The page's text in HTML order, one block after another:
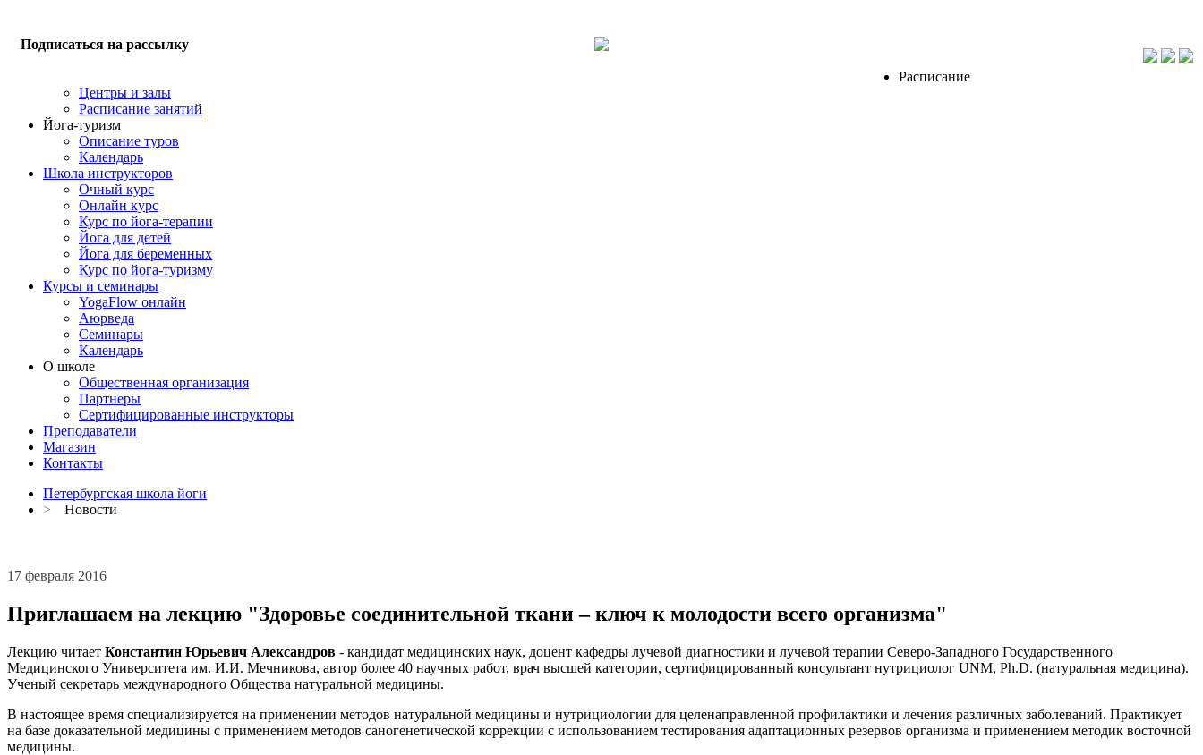
Подписаться на рассылку
Расписание
Центры и залы
Расписание занятий
Йога-туризм
Описание туров
Календарь
Школа инструкторов
Очный курс
Онлайн курс
Курс по йога-терапии
Йога для детей
Йога для беременных
Курс по йога-туризму
Курсы и семинары
YogaFlow онлайн
Аюрведа
Семинары
Календарь
О школе
Общественная организация
Партнеры
Сертифицированные инструкторы
Преподаватели
Магазин
Контакты
Петербургская школа йоги
>
Новости
17 февраля 2016
Приглашаем на лекцию "Здоровье соединительной ткани – ключ к молодости всего организма"
Лекцию читает Константин Юрьевич Александров - кандидат медицинских наук, доцент кафедры лучевой диагностики и лучевой терапии Северо-Западного Государственного
Медицинского Университета им. И.И. Мечникова, автор более 40 научных работ, врач высшей категории, сертифицированный консультант нутрициолог UNM, Ph.D. (натуральная медицина).
Ученый секретарь международного Общества натуральной медицины.
В настоящее время специализируется на применении методов натуральной медицины и нутрициологии для целенаправленной профилактики и лечения различных заболеваний. Практикует
на базе доказательной медицины с применением методов саногенетической коррекции с использованием тестирования адаптационных резервов организма и применением методик восточной
медицины.